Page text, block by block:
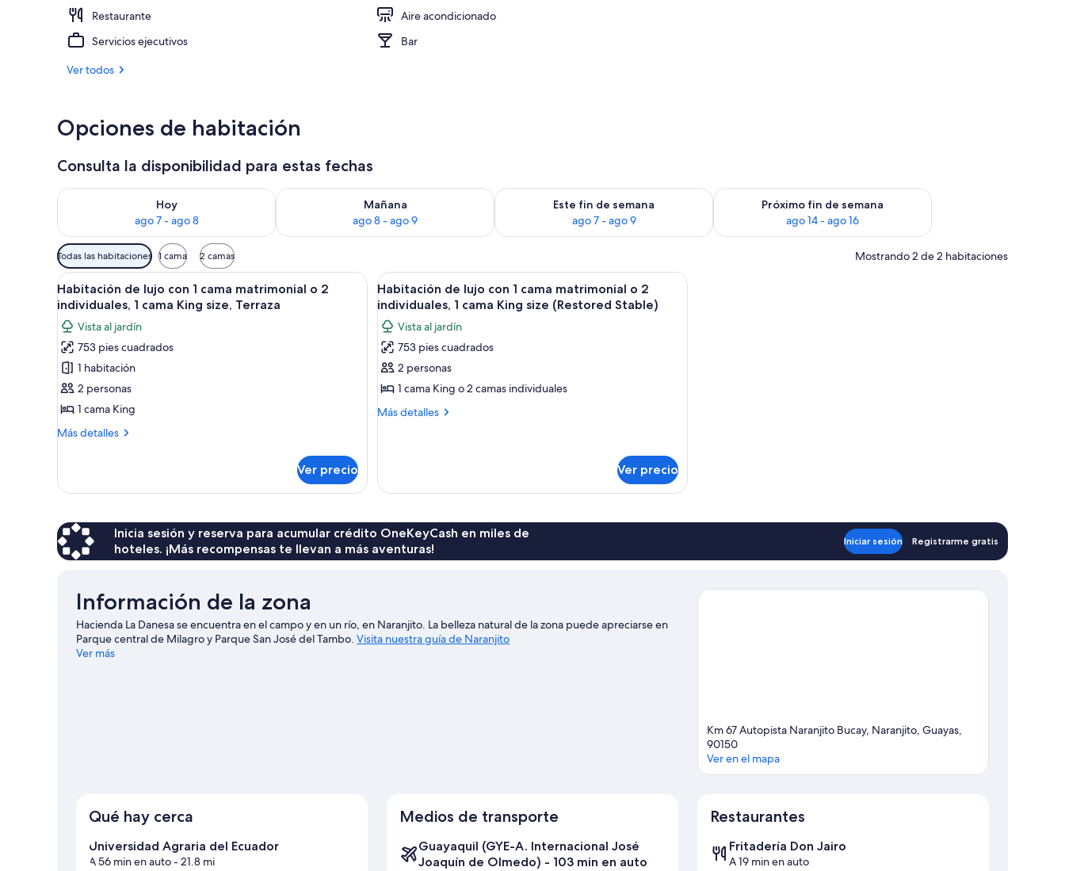
Restaurante
Aire acondicionado
Servicios ejecutivos
Bar
Ver todos
Opciones de habitación
Consulta la disponibilidad para estas fechas
Hoy
ago 7 - ago 8
Consulta la disponibilidad para hoy ago 7 - ago 8
Mañana
ago 8 - ago 9
Consulta la disponibilidad para mañana ago 8 - ago 9
Este fin de semana
ago 7 - ago 9
Consulta la disponibilidad para este fin de semana ago 7 - ago 9
Próximo fin de semana
ago 14 - ago 16
Consulta la disponibilidad para el próximo fin de semana ago
Filtros
disponibles
para
las
habitaciones
Todas las habitaciones 1 cama 2 camas Mostrando 2 de 2 habitaciones
Abrir
todas
las
fotos
de
Habitación
de
lujo
con
matrimonial
o
individuales,
1
King
size,
Terraza
Un dormitorio con una cama grande, cabecera de madera, mesitas de noche y una lámpara fijada a la pared.
13
Habitación de lujo con 1 cama matrimonial o 2
individuales, 1 cama King size, Terraza
Vista al jardín
753 pies cuadrados
1 habitación
2 personas
1 cama King
Más detalles
Más
de
1
cama
matrimonial
individuales,
cama
King
Ver precio
Abrir
todas
las
fotos
de
Habitación
de
lujo
matrimonial
o
individuales,
1
(Restored
Stable)
Un dormitorio con una cama grande, cabecera de madera, dos mesitas de noche con lámparas, un aparador y
13
Habitación de lujo con 1 cama matrimonial o 2
individuales, 1 cama King size (Restored Stable)
Vista al jardín
753 pies cuadrados
2 personas
1 cama King o 2 camas individuales
Más detalles
Más
lujo
con
cama
matrimonial
o
King
size
Ver precio
Inicia sesión y reserva para acumular crédito OneKeyCash en miles de
hoteles. ¡Más recompensas te llevan a más aventuras!
Iniciar sesión Registrarme gratis
Información de la zona
Hacienda La Danesa se encuentra en el campo y en un río, en Naranjito. La belleza natural de la zona puede apreciarse en
Parque central de Milagro y Parque San José del Tambo. Visita nuestra guía de Naranjito
Ver más
Km 67 Autopista Naranjito Bucay, Naranjito, Guayas,
90150
Ver en el mapa
Qué hay cerca
Universidad Agraria del Ecuador
A 56 min en auto- 21.8 mi
Medios de transporte
Guayaquil (GYE-A. Internacional José
Joaquín de Olmedo) - 103 min en auto
Restaurantes
Fritadería Don Jairo
A 19 min en auto